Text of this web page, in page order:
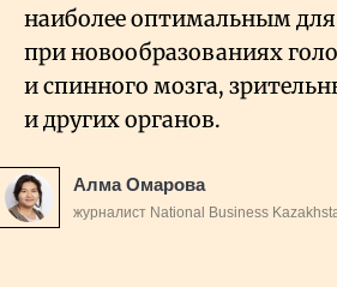
наиболее оптимальным для
при новообразованиях
и спинного мозга,
и других органов.
Алма Омарова
журналист National Business